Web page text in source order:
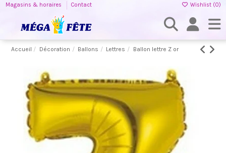
Magasins & horaires Contact Wishlist (0)
Accueil Décoration Ballons Lettres Ballon lettre Z or